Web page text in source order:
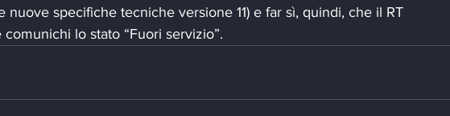
nuove specifiche tecniche versione 11) e far sì, quindi, che il RT
lo stato “Fuori servizio”.